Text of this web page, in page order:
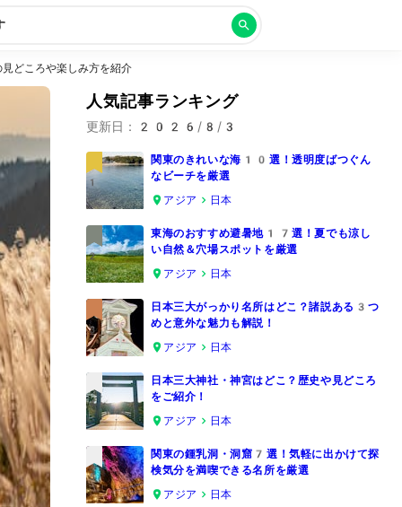
どころや楽しみ方を紹介
人気記事ランキング
更新日： 2026/8/3
1
関東のきれいな海10選！透明度ばつぐん
なビーチを厳選
アジア
日本
2
東海のおすすめ避暑地17選！夏でも涼し
い自然＆穴場スポットを厳選
アジア
日本
3
日本三大がっかり名所はどこ？諸説ある3つ
めと意外な魅力も解説！
アジア
日本
4
日本三大神社・神宮はどこ？歴史や見どころ
をご紹介！
アジア
日本
5
関東の鍾乳洞・洞窟7選！気軽に出かけて探
検気分を満喫できる名所を厳選
アジア
日本